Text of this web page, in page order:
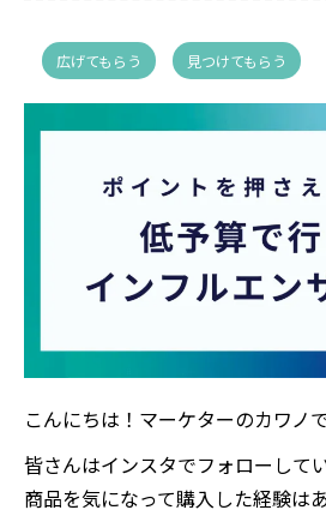
広げてもらう 見つけてもらう
こんにちは！マーケターのカワノで
皆さんはインスタでフォローして
商品を気になって購入した経験は